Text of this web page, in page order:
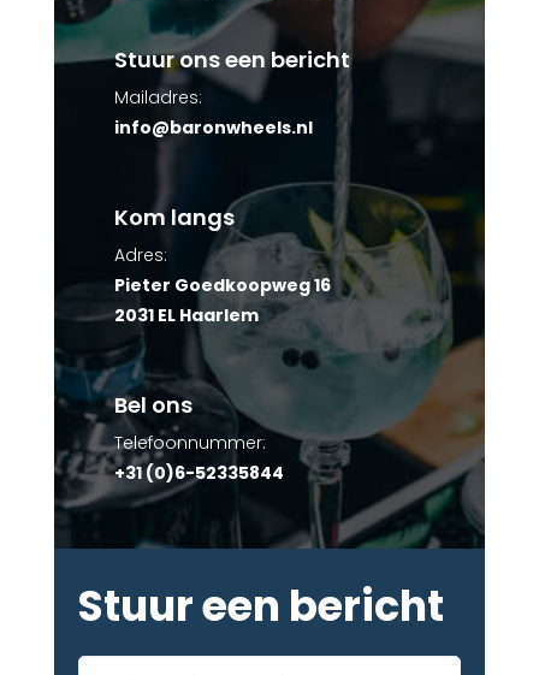
Stuur ons een bericht
Mailadres:
info@baronwheels.nl
Kom langs
Adres:
Pieter Goedkoopweg 16
2031 EL Haarlem
Bel ons
Telefoonnummer:
+31 (0)6-52335844
Stuur een bericht
Voor-